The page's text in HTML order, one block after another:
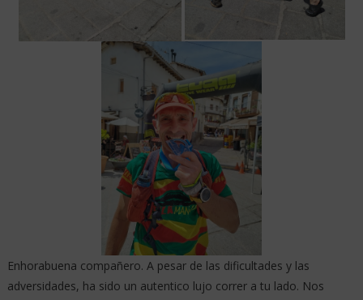
Enhorabuena compañero. A pesar de las dificultades y las
adversidades, ha sido un autentico lujo correr a tu lado. Nos